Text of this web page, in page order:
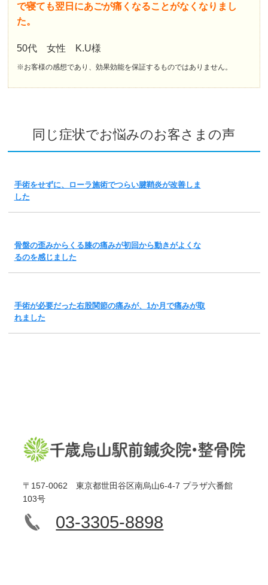
で寝ても翌日にあごが痛くなることがなくなりまし
た。
50代 女性 K.U様
※お客様の感想であり、効果効能を保証するものではありません。
同じ症状でお悩みのお客さまの声
手術をせずに、ローラ施術でつらい腱鞘炎が改善しま
した
骨盤の歪みからくる膝の痛みが初回から動きがよくな
るのを感じました
手術が必要だった右股関節の痛みが、1か月で痛みが取
れました
〒157-0062 東京都世田谷区南烏山6-4-7 プラザ六番館
103号
03-3305-8898